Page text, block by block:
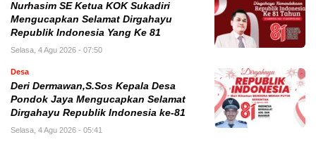
Nurhasim SE Ketua KOK Sukadiri
Mengucapkan Selamat Dirgahayu
Republik Indonesia Yang Ke 81
Selasa, 4 Agu 2026 - 07:50
Desa
Deri Dermawan,S.Sos Kepala Desa
Pondok Jaya Mengucapkan Selamat
Dirgahayu Republik Indonesia ke-81
Selasa, 4 Agu 2026 - 05:41